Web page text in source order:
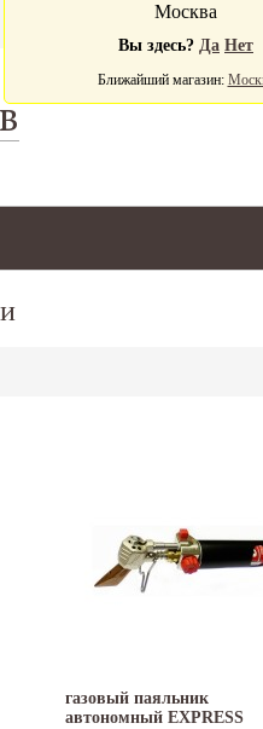
Москва
Вы здесь? Да Нет
Ближайший магазин:
газовый паяльник
автономный EXPRESS